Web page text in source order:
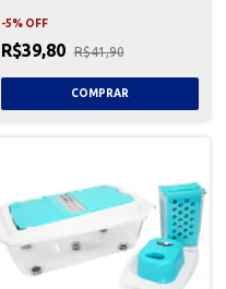
-5% OFF
R$39,80 R$41,90